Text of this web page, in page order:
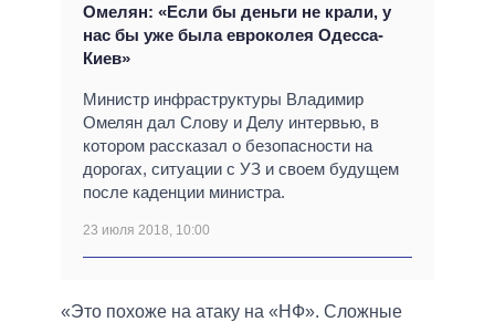
Омелян: «Если бы деньги не крали, у
нас бы уже была евроколея Одесса-
Киев»
Министр инфраструктуры Владимир
Омелян дал Слову и Делу интервью, в
котором рассказал о безопасности на
дорогах, ситуации с УЗ и своем будущем
после каденции министра.
23 июля 2018, 10:00
«Это похоже на атаку на «НФ». Сложные